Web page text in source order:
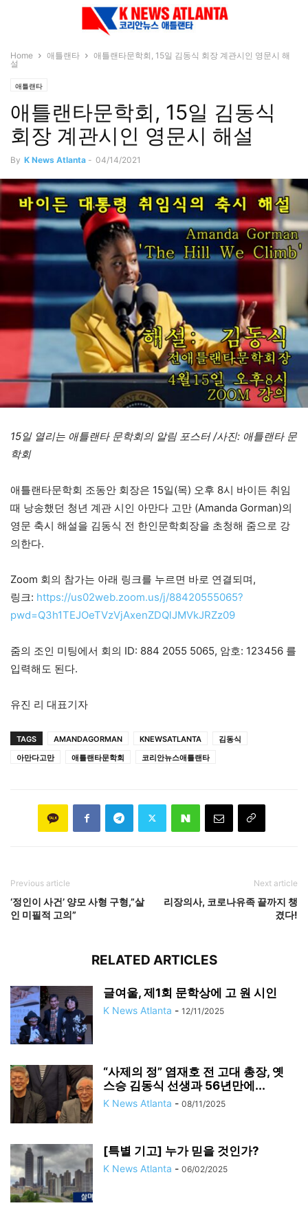
Home 애틀랜타
애틀랜타문학회, 15일 김동식 회장 계관시인 영문시 해
설
애틀랜타
애틀랜타문학회, 15일 김동식
회장 계관시인 영문시 해설
By K News Atlanta - 04/14/2021
15일 열리는 애틀랜타 문학회의 알림 포스터 /사진: 애틀랜타 문
학회
애틀랜타문학회 조동안 회장은 15일(목) 오후 8시 바이든 취임
때 낭송했던 청년 계관 시인 아만다 고만 (Amanda Gorman)의
영문 축시 해설을 김동식 전 한인문학회장을 초청해 줌으로 강
의한다.
Zoom 회의 참가는 아래 링크를 누르면 바로 연결되며,
링크: https://us02web.zoom.us/j/88420555065?
pwd=Q3h1TEJOeTVzVjAxenZDQlJMVkJRZz09
줌의 조인 미팅에서 회의 ID: 884 2055 5065, 암호: 123456 를
입력해도 된다.
유진 리 대표기자
TAGS AMANDAGORMAN KNEWSATLANTA
김동식
아만다고만
애틀랜타문학회 코리안뉴스애틀랜타
Previous article
‘정인이 사건’ 양모 사형 구형,”살
인 미필적 고의”
Next article
리장의사, 코로나유족 끝까지 챙
겼다!
RELATED ARTICLES
글여울, 제1회 문학상에 고 원 시인
K News Atlanta - 12/11/2025
“사제의 정” 염재호 전 고대 총장, 옛
스승 김동식 선생과 56년만에...
K News Atlanta - 08/11/2025
[특별 기고] 누가 믿을 것인가?
K News Atlanta - 06/02/2025